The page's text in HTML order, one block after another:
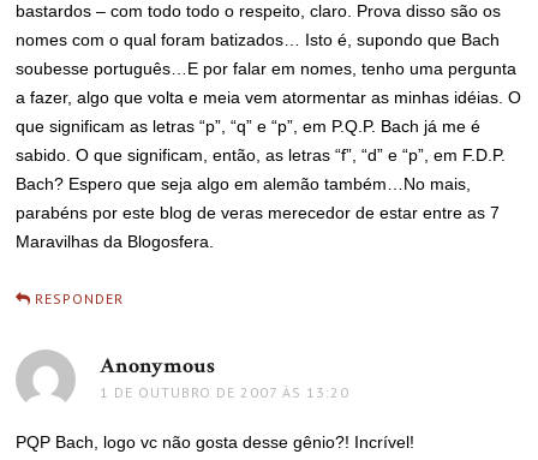
bastardos – com todo todo o respeito, claro. Prova disso são os
nomes com o qual foram batizados… Isto é, supondo que Bach
soubesse português…E por falar em nomes, tenho uma pergunta
a fazer, algo que volta e meia vem atormentar as minhas idéias. O
que significam as letras “p”, “q” e “p”, em P.Q.P. Bach já me é
sabido. O que significam, então, as letras “f”, “d” e “p”, em F.D.P.
Bach? Espero que seja algo em alemão também…No mais,
parabéns por este blog de veras merecedor de estar entre as 7
Maravilhas da Blogosfera.
RESPONDER
Anonymous
1 DE OUTUBRO DE 2007 ÀS 13:20
PQP Bach, logo vc não gosta desse gênio?! Incrível!